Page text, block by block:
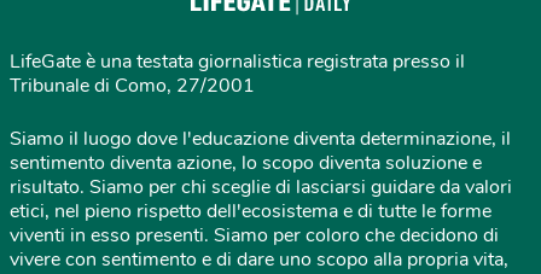
LifeGate è una testata giornalistica registrata presso il
Tribunale di Como, 27/2001
Siamo il luogo dove l'educazione diventa determinazione, il
sentimento diventa azione, lo scopo diventa soluzione e
risultato. Siamo per chi sceglie di lasciarsi guidare da valori
etici, nel pieno rispetto dell'ecosistema e di tutte le forme
viventi in esso presenti. Siamo per coloro che decidono di
vivere con sentimento e di dare uno scopo alla propria vita,